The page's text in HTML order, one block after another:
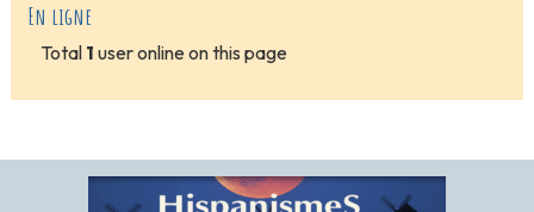
En ligne
Total 1 user online on this page